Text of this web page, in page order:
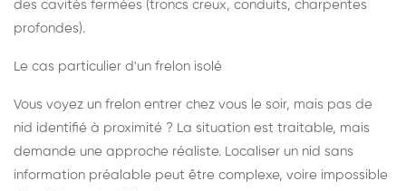
des cavités fermées (troncs creux, conduits, charpentes
profondes).
Le cas particulier d'un frelon isolé
Vous voyez un frelon entrer chez vous le soir, mais pas de
nid identifié à proximité ? La situation est traitable, mais
demande une approche réaliste. Localiser un nid sans
information préalable peut être complexe, voire impossible